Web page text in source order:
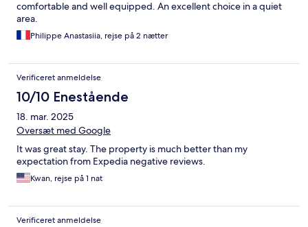
comfortable and well equipped. An excellent choice in a quiet
area.
Philippe Anastasiia, rejse på 2 nætter
Verificeret anmeldelse
10/10 Enestående
18. mar. 2025
Oversæt med Google
It was great stay. The property is much better than my
expectation from Expedia negative reviews.
Kwan, rejse på 1 nat
Verificeret anmeldelse